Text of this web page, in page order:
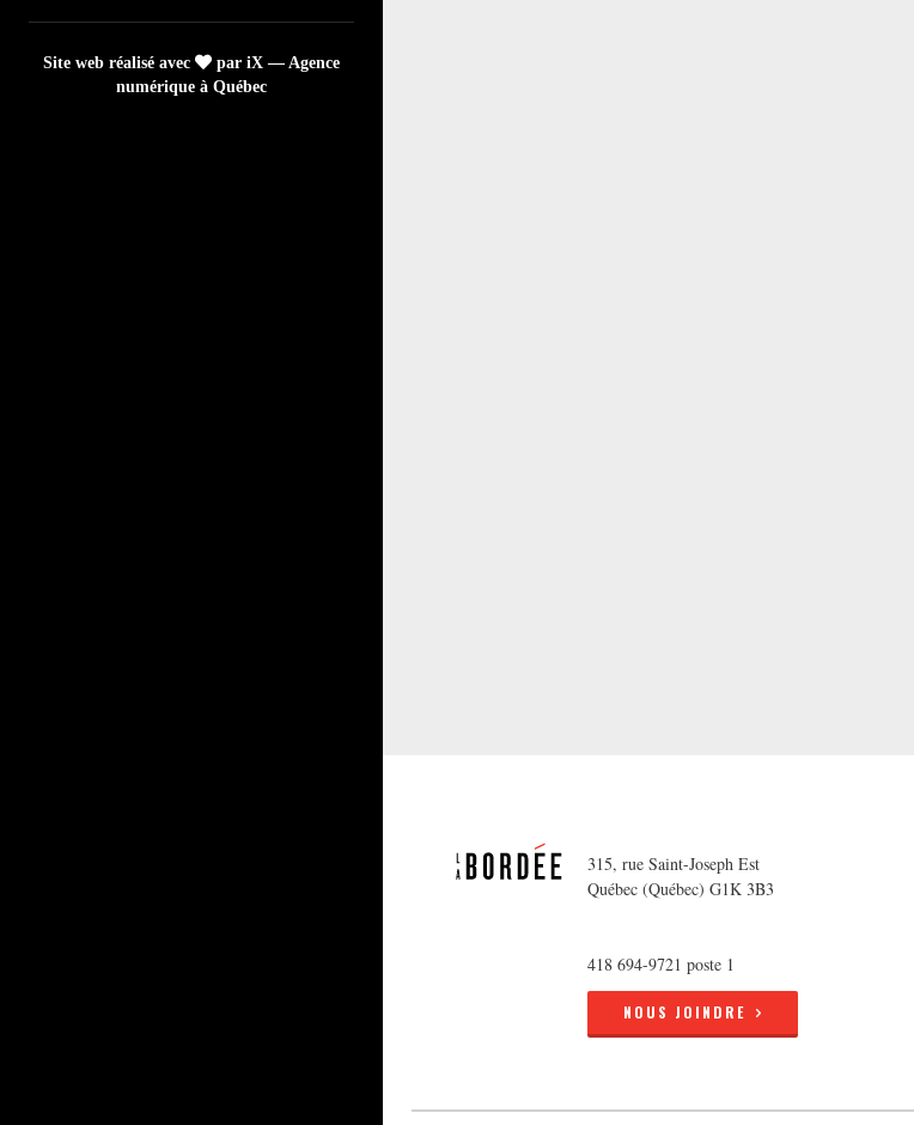
Site web réalisé avec
par iX — Agence
numérique à Québec
315, rue Saint-Joseph Est
Québec (Québec) G1K 3B3
418 694-9721 poste 1
NOUS JOINDRE